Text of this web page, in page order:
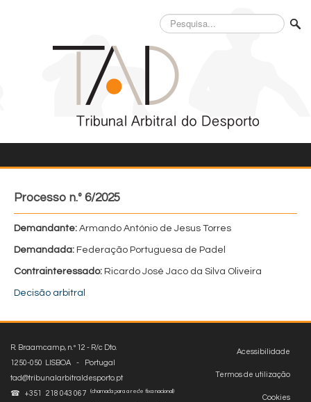
Pesquisa...
Processo n.º 6/2025
Demandante: Armando António de Jesus Torres
Demandada: Federação Portuguesa de Padel
Contrainteressado: Ricardo José Jaco da Silva Oliveira
Decisão arbitral
Acessibilidade
Termos de utilização
Cookies
R. Braamcamp, n.º 12 - R/c Dto.
1250-050 LISBOA - Portugal
tad@tribunalarbitraldesporto.pt
☎ +351 218 043 067
(chamada para a rede fixa nacional)